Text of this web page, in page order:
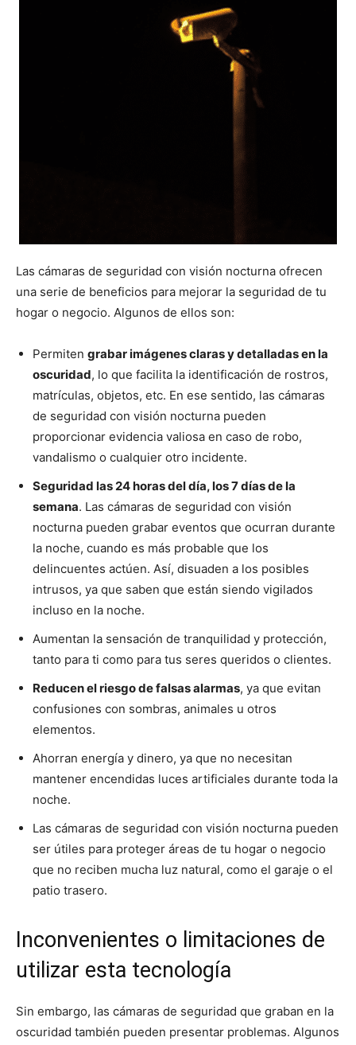
Las cámaras de seguridad con visión nocturna ofrecen
una serie de beneficios para mejorar la seguridad de tu
hogar o negocio. Algunos de ellos son:
Permiten grabar imágenes claras y detalladas en la
oscuridad, lo que facilita la identificación de rostros,
matrículas, objetos, etc. En ese sentido, las cámaras
de seguridad con visión nocturna pueden
proporcionar evidencia valiosa en caso de robo,
vandalismo o cualquier otro incidente.
Seguridad las 24 horas del día, los 7 días de la
semana. Las cámaras de seguridad con visión
nocturna pueden grabar eventos que ocurran durante
la noche, cuando es más probable que los
delincuentes actúen. Así, disuaden a los posibles
intrusos, ya que saben que están siendo vigilados
incluso en la noche.
Aumentan la sensación de tranquilidad y protección,
tanto para ti como para tus seres queridos o clientes.
Reducen el riesgo de falsas alarmas, ya que evitan
confusiones con sombras, animales u otros
elementos.
Ahorran energía y dinero, ya que no necesitan
mantener encendidas luces artificiales durante toda la
noche.
Las cámaras de seguridad con visión nocturna pueden
ser útiles para proteger áreas de tu hogar o negocio
que no reciben mucha luz natural, como el garaje o el
patio trasero.
Inconvenientes o limitaciones de
utilizar esta tecnología
Sin embargo, las cámaras de seguridad que graban en la
oscuridad también pueden presentar problemas. Algunos